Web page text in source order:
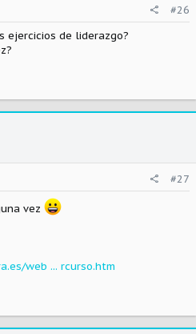
#26
ejercicios de liderazgo?
#27
vez
web ... rcurso.htm